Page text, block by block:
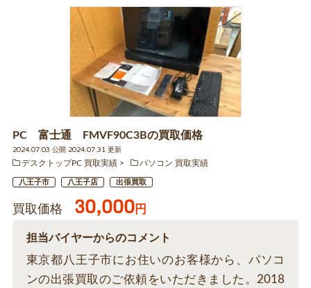
PC 富士通 FMVF90C3Bの買取価格
2024.07.03 公開 2024.07.31 更新
デスクトップPC 買取実績
パソコン 買取実績
八王子市 八王子店 出張買取
買取価格 30,000円
担当バイヤーからのコメント
東京都八王子市にお住いのお客様から、パソコ
ンの出張買取のご依頼をいただきました。2018